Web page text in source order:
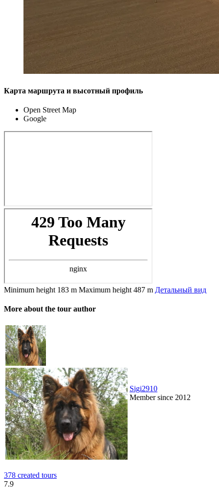
Карта маршрута и высотный профиль
Open Street Map
Google
Minimum height 183 m Maximum height 487 m Детальный вид
More about the tour author
Sigi2910
Member since 2012
378 created tours
7.9